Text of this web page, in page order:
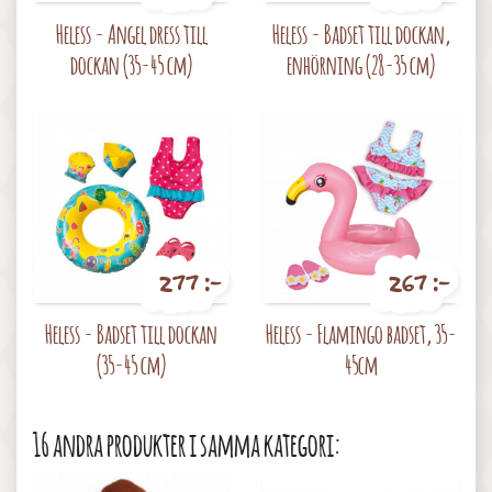
Heless - Angel dress till
dockan (35-45 cm)
Heless - Badset till dockan,
enhörning (28-35 cm)
277 :-
Heless - Badset till dockan
(35-45 cm)
267 :-
Heless - Flamingo badset, 35-
45cm
16 andra produkter i samma kategori: